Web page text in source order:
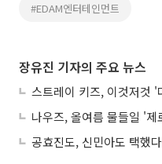
#EDAM엔터테인먼트
장유진 기자의 주요 뉴스